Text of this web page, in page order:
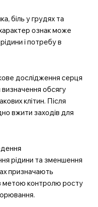
біль у грудях та
ознак може
і потребу в
дослідження серця
обсягу
клітин. Після
вжити заходів для
рідини та зменшення
призначають
метою контролю росту